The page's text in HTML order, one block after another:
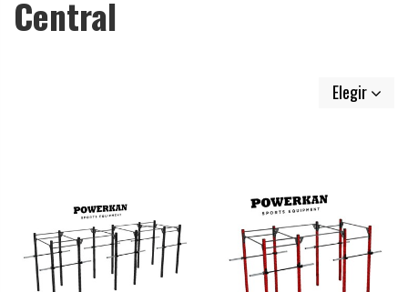
Central
Elegir